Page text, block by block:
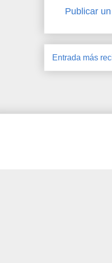
Publicar
Entrada más